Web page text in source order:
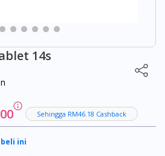
14s
Sehingga RM46.18 Cashback
ini